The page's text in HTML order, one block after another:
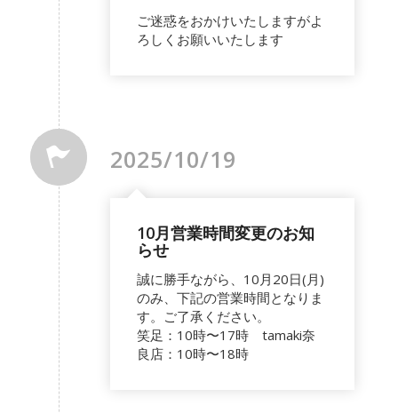
ご迷惑をおかけいたしますがよ
ろしくお願いいたします
2025/10/19
10月営業時間変更のお知
らせ
誠に勝手ながら、10月20日(月)
のみ、下記の営業時間となりま
す。ご了承ください。
笑足：10時〜17時 tamaki奈
良店：10時〜18時